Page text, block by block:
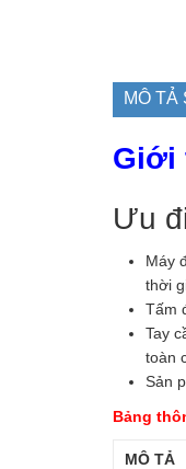
MÔ TẢ
Giới
Ưu
Máy
thời
Tấm
Tay
toàn
Sản
Bảng
MÔ TẢ